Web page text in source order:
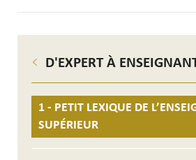
D'EXPERT À
1 - PETIT LEXIQUE DE
SUPÉRIEUR